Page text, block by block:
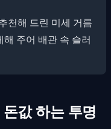
천해 드린 미세 거름
주어 배관 속 슬러
값 하는 투명